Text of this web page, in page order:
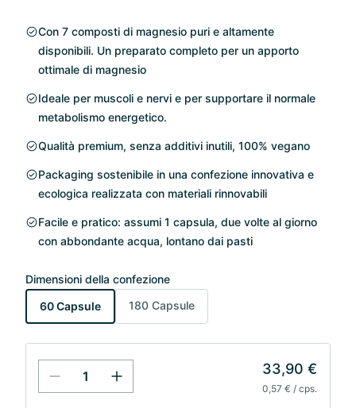
Con 7 composti di magnesio puri e altamente
disponibili. Un preparato completo per un apporto
ottimale di magnesio
Ideale per muscoli e nervi e per supportare il normale
metabolismo energetico.
Qualità premium, senza additivi inutili, 100% vegano
Packaging sostenibile in una confezione innovativa e
ecologica realizzata con materiali rinnovabili
Facile e pratico: assumi 1 capsula, due volte al giorno
con abbondante acqua, lontano dai pasti
Dimensioni della confezione
60 Capsule
180 Capsule
33,90 €
0,57 € / cps.